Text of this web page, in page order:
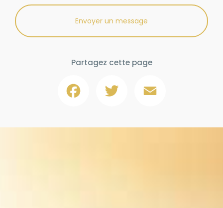
Envoyer un message
Partagez cette page